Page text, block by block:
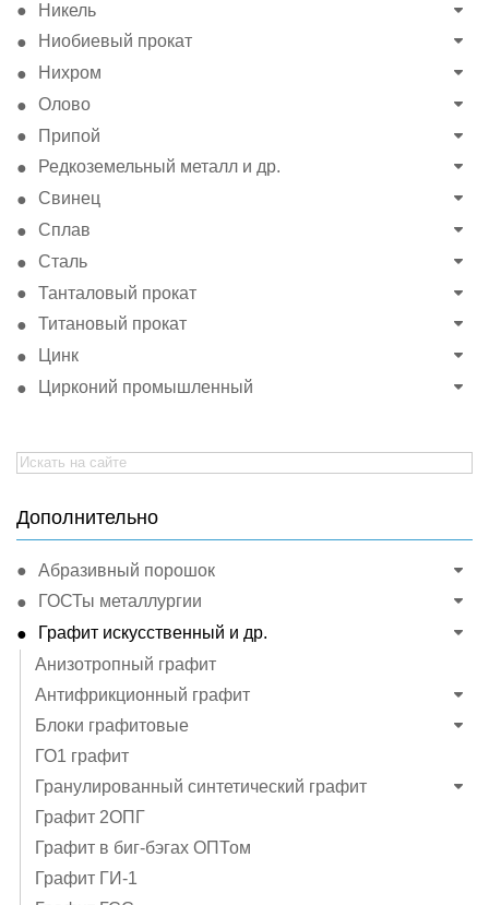
Никель
Ниобиевый прокат
Нихром
Олово
Припой
Редкоземельный металл и др.
Свинец
Сплав
Сталь
Танталовый прокат
Титановый прокат
Цинк
Цирконий промышленный
Search
for:
Дополнительно
Абразивный порошок
ГОСТы металлургии
Графит искусственный и др.
Анизотропный графит
Антифрикционный графит
Блоки графитовые
ГО1 графит
Гранулированный синтетический графит
Графит 2ОПГ
Графит в биг-бэгах ОПТом
Графит ГИ-1